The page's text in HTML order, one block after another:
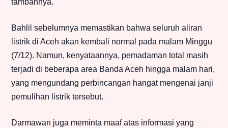
tambahnya.
Bahlil sebelumnya memastikan bahwa seluruh aliran
listrik di Aceh akan kembali normal pada malam Minggu
(7/12). Namun, kenyataannya, pemadaman total masih
terjadi di beberapa area Banda Aceh hingga malam hari,
yang mengundang perbincangan hangat mengenai janji
pemulihan listrik tersebut.
Darmawan juga meminta maaf atas informasi yang